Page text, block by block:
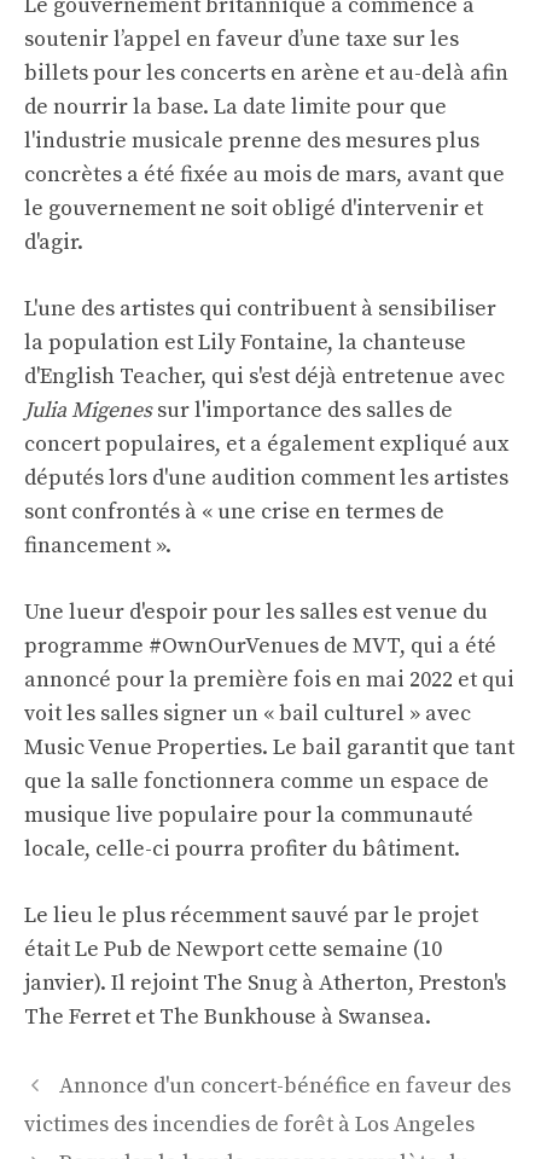
Le gouvernement britannique a commencé à
soutenir l’appel en faveur d’une taxe sur les
billets pour les concerts en arène et au-delà afin
de nourrir la base. La date limite pour que
l'industrie musicale prenne des mesures plus
concrètes a été fixée au mois de mars, avant que
le gouvernement ne soit obligé d'intervenir et
d'agir.
L'une des artistes qui contribuent à sensibiliser
la population est Lily Fontaine, la chanteuse
d'English Teacher, qui s'est déjà entretenue avec
Julia Migenessur l'importance des salles de
concert populaires, et a également expliqué aux
députés lors d'une audition comment les artistes
sont confrontés à « une crise en termes de
financement ».
Une lueur d'espoir pour les salles est venue du
programme #OwnOurVenues de MVT, qui a été
annoncé pour la première fois en mai 2022 et qui
voit les salles signer un « bail culturel » avec
Music Venue Properties. Le bail garantit que tant
que la salle fonctionnera comme un espace de
musique live populaire pour la communauté
locale, celle-ci pourra profiter du bâtiment.
Le lieu le plus récemment sauvé par le projet
était Le Pub de Newport cette semaine (10
janvier). Il rejoint The Snug à Atherton, Preston's
The Ferret et The Bunkhouse à Swansea.
Navigation
des
Annonce d'un concert-bénéfice en faveur des
victimes des incendies de forêt à Los Angeles